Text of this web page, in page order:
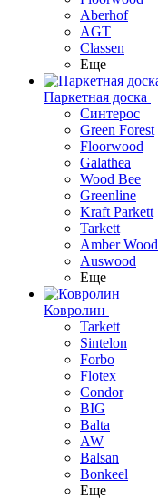
Aberhof
AGT
Classen
Еще
Паркетная доска
Синтерос
Green Forest
Floorwood
Galathea
Wood Bee
Greenline
Kraft Parkett
Tarkett
Amber Wood
Auswood
Еще
Ковролин
Tarkett
Sintelon
Forbo
Flotex
Condor
BIG
Balta
AW
Balsan
Bonkeel
Еще